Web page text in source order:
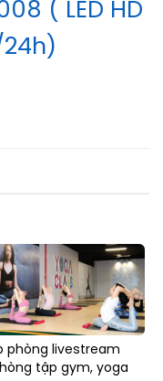
( LED HD
phòng livestream
tập gym, yoga